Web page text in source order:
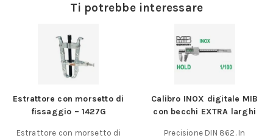
Ti potrebbe interessare
Estrattore con morsetto di
fissaggio – 1427G
Estrattore con morsetto di
Calibro INOX digitale MIB
con becchi EXTRA larghi
Precisione DIN 862. In